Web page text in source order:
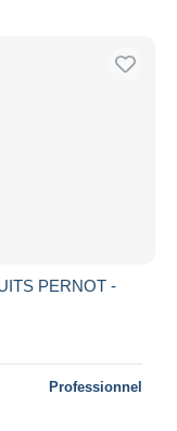
PERNOT -
Professionnel